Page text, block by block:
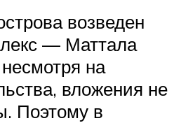
возведен
— Маттала
на
вложения не
Поэтому в